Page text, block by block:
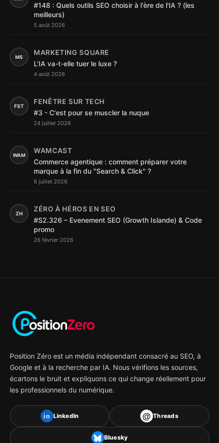
#148 : Quels outils SEO choisir à l'ère de l'IA ? (les
meilleurs)
5 août 2026
MS
MARKETING SQUARE
L'IA va-t-elle tuer le luxe ?
4 août 2026
FST
FENÊTRE SUR TECH
#3 - C'est pour se muscler la nuque
24 juillet 2026
WAM
WAMCAST
Commerce agentique : comment préparer votre
marque à la fin du "Search & Click" ?
6 juillet 2026
ZH
ZÉRO À HÉROS EN SEO
#S2.326 – Evenement SEO (Growth Islande) & Code
promo
26 février 2026
Position Zéro est un média indépendant consacré au SEO, à
Google et à la recherche par IA. Nous vérifions les sources,
écartons le bruit et expliquons ce qui change réellement pour
les professionnels du numérique.
in LinkedIn @ Threads
Bluesky